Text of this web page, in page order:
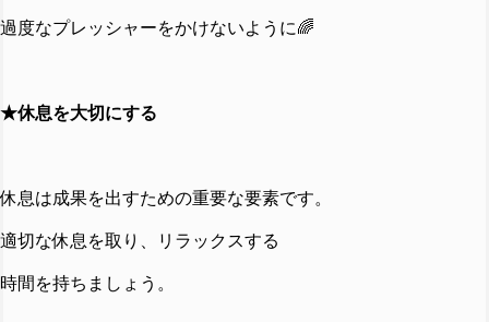
過度なプレッシャーをかけないように🌈
★休息を大切にする
休息は成果を出すための重要な要素です。
適切な休息を取り、リラックスする
時間を持ちましょう。